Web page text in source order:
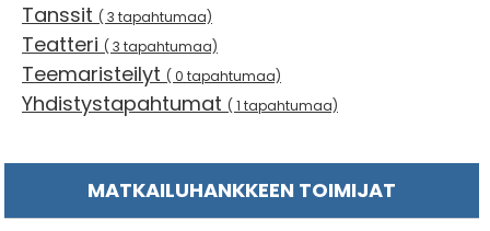
Tanssit ( 3 tapahtumaa)
Teatteri ( 3 tapahtumaa)
Teemaristeilyt ( 0 tapahtumaa)
Yhdistystapahtumat ( 1 tapahtumaa)
MATKAILUHANKKEEN TOIMIJAT